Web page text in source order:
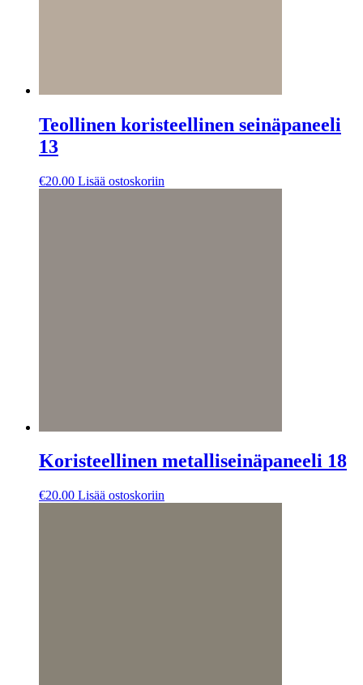
Teollinen koristeellinen seinäpaneeli
13
€20.00 Lisää ostoskoriin
Koristeellinen metalliseinäpaneeli 18
€20.00 Lisää ostoskoriin